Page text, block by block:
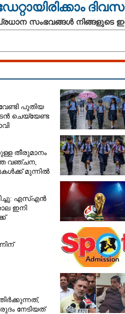
സംഭവങ്ങൾ
പുതിയ
ചെയ്യേണ്ട
തീരുമാനം
വഞ്ചന,​
മുന്നിൽ
എസ്എൻ
ഇനി
നേടിയത്